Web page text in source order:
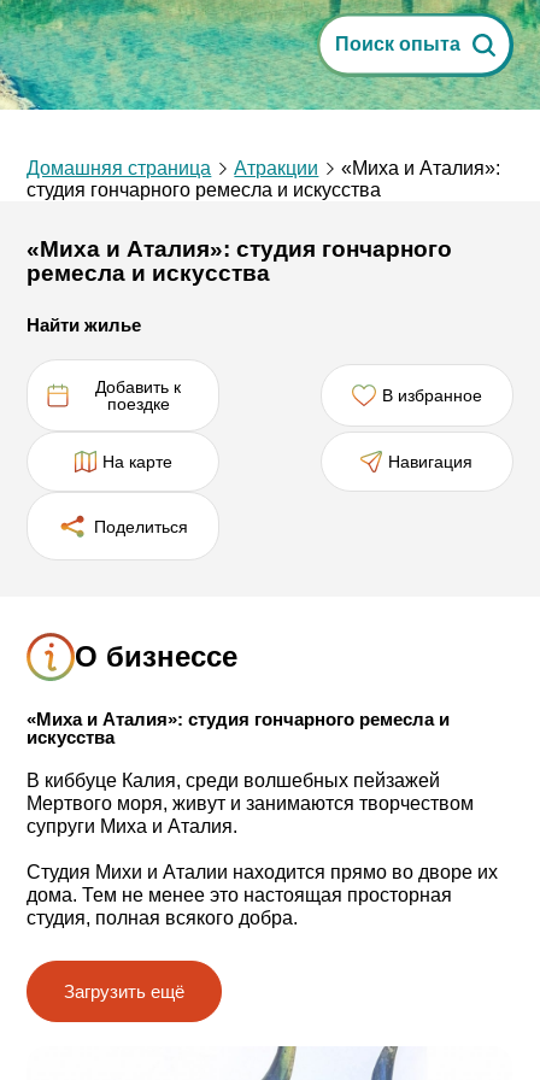
Поиск опыта
Домашняя страница Атракции
«Миха и Аталия»:
студия гончарного ремесла и искусства
«Миха и Аталия»: студия гончарного
ремесла и искусства
Найти жилье
Добавить к
поездке
В избранное
На карте Навигация
Поделиться
О бизнессе
«Миха и Аталия»: студия гончарного ремесла и
искусства
В киббуце Калия, среди волшебных пейзажей
Мертвого моря, живут и занимаются творчеством
супруги Миха и Аталия.
Студия Михи и Аталии находится прямо во дворе их
дома. Тем не менее это настоящая просторная
студия, полная всякого добра.
Художественные работы, изготовленные супругами,
и гончарная продукция выставлены для всех
интересующихся и для покупателей. Заодно здесь
произведением искусства, которое вас
Загрузить ещё